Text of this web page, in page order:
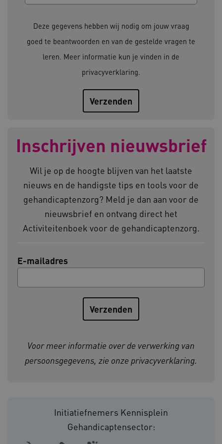
Deze gegevens hebben wij nodig om jouw vraag
goed te beantwoorden en van de gestelde vragen te
leren. Meer informatie kun je vinden in de
privacyverklaring.
Inschrijven nieuwsbrief
Wil je op de hoogte blijven van het laatste
nieuws en de handigste tips en tools voor de
gehandicaptenzorg? Meld je dan aan voor de
nieuwsbrief en ontvang direct het
Activiteitenboek voor de gehandicaptenzorg.
E-mailadres
Voor meer informatie over de verwerking van
persoonsgegevens, zie onze privacyverklaring.
Initiatiefnemers Kennisplein
Gehandicaptensector:
worden altijd geplaatst en maken geen inbreuk
op uw privacy.
.youtube.com
__cf_bm
Cloudflare Inc.
.vimeo.com
CookieScriptConsent
CookieScript
www.kennispleingehandicaptensector.nl
Google Privacy Policy